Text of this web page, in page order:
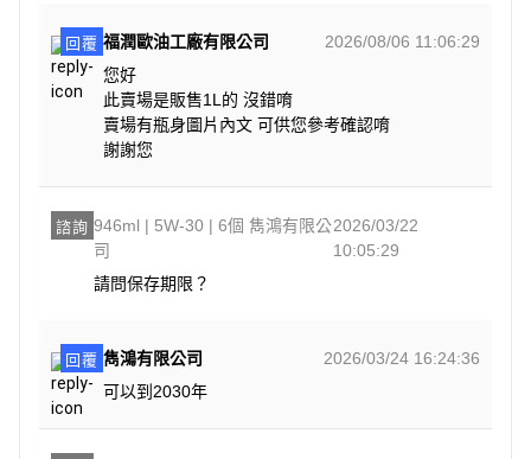
回覆 福潤歐油工廠有限公司
2026/08/06 11:06:29
您好
此賣場是販售1L的 沒錯唷
賣場有瓶身圖片內文 可供您參考確認唷
謝謝您
諮詢 946ml | 5W-30 | 6個 雋鴻有限公
司
2026/03/22
10:05:29
請問保存期限？
回覆 雋鴻有限公司
2026/03/24 16:24:36
可以到2030年